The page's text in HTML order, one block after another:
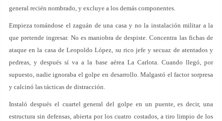
general recién nombrado, y excluye a los demás componentes.
Empieza tomándose el zaguán de una casa y no la instalación militar a la
que pretende ingresar. No es maniobra de despiste. Concentra las fichas de
ataque en la casa de Leopoldo López, su rico jefe y secuaz de atentados y
pedreas, y después sí va a la base aérea La Carlota. Cuando llegó, por
supuesto, nadie ignoraba el golpe en desarrollo. Malgastó el factor sorpresa
y calcinó las tácticas de distracción.
Instaló después el cuartel general del golpe en un puente, es decir, una
estructura sin defensas, abierta por los cuatro costados, a tiro limpio de los